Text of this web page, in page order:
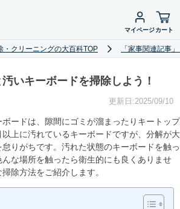
マイページカート
・クリーニングの大百科TOP 「家事関連記事
汚いキーボードを掃除しよう！
更新日:2025/09/10
ードは、隙間にゴミが溜まったりキートップ
上に汚れているキーボードですが、分解が大
りがちです。汚れた状態のキーボードを触っ
な場所を触ったら衛生的にも良くありませ
除方法をご紹介します。